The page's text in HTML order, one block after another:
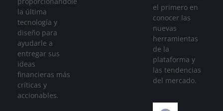
la última
tecnología y
diseño para
ayudarle a
entregar sus
ideas
financieras más
críticas y
accionables.
el primero en
conocer las
nuevas
herramientas
de la
plataforma y
las tendencias
del mercado.